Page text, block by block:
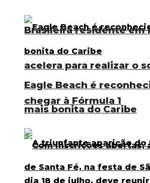
Eagle Beach é
mais bonita do Caribe
Brasileira residente em
acelera para realizar o
chegar à Fórmula 1